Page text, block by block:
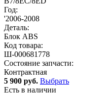
Год:
'2006-2008
Деталь:
Блок ABS
Код товара:
Ш-000681778
Состояние запчасти:
Контрактная
5 900 руб. Выбрать
Есть в наличии